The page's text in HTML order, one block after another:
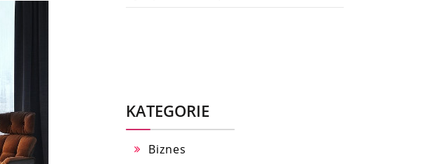
KATEGORIE
Biznes